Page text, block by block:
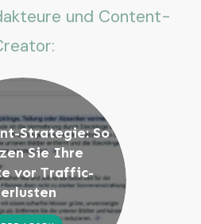
und Content-
Strategie: So
Sie Ihre
vor Traffic-